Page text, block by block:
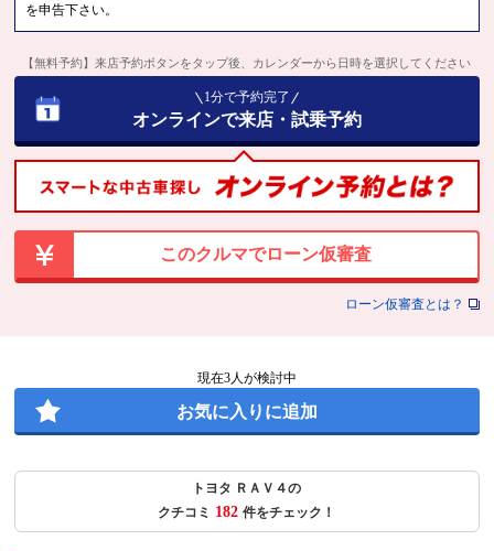
を申告下さい。
【無料予約】来店予約ボタンをタップ後、カレンダーから日時を選択してください
1分で予約完了
オンラインで来店・試乗予約
このクルマでローン仮審査
ローン仮審査とは？
現在3人が検討中
お気に入りに追加
トヨタ ＲＡＶ４の
クチコミ 182 件をチェック！